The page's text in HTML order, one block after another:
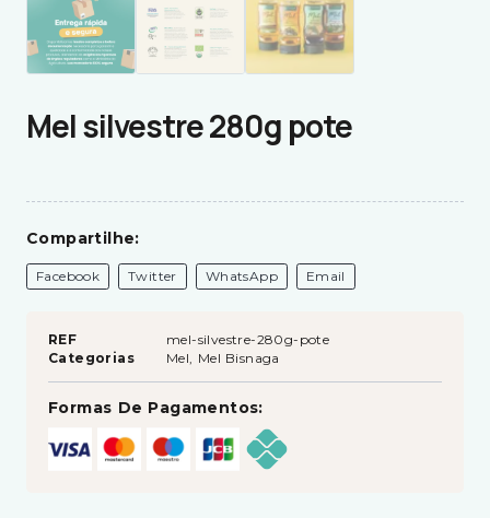
Mel silvestre 280g pote
Compartilhe:
Facebook Twitter WhatsApp Email
REF
mel-silvestre-280g-pote
Categorias
Mel Mel Bisnaga
Formas De Pagamentos: